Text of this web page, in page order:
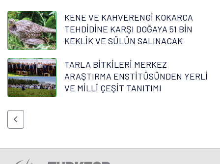
KENE VE KAHVERENGİ KOKARCA
TEHDİDİNE KARŞI DOĞAYA 51 BİN
KEKLİK VE SÜLÜN SALINACAK
TARLA BİTKİLERİ MERKEZ
ARAŞTIRMA ENSTİTÜSÜNDEN YERLİ
VE MİLLÎ ÇEŞİT TANITIMI